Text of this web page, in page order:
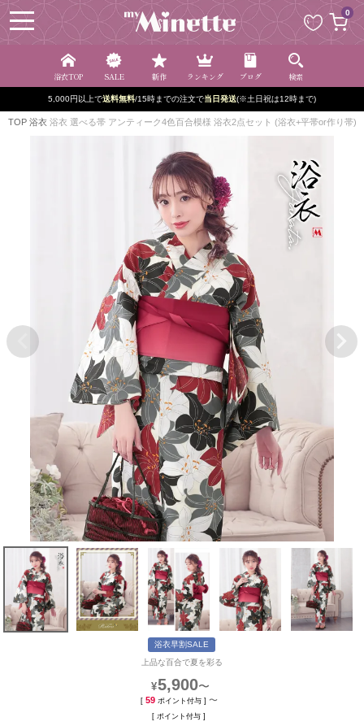
0
浴衣TOP SALE 新作 ランキング ブログ 検索
5,000円以上で送料無料/15時までの注文で当日発送(※土日祝は12時まで)
TOP 浴衣 浴衣 選べる帯 アンティーク4色百合模様 浴衣2点セット (浴衣+平帯or作り帯)
浴衣早割SALE
上品な百合で夏を彩る
¥5,900〜
[ 59 ポイント付与 ] 〜
[ ポイント付与 ]
ペー
ジト
ップ